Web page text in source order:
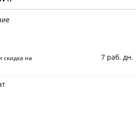
скидка на
7 раб. дн.